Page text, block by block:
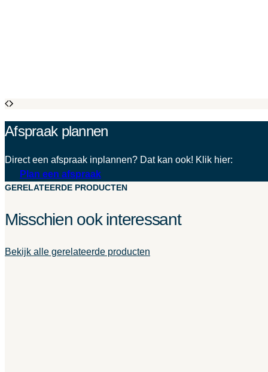
Afspraak plannen
Direct een afspraak inplannen? Dat kan ook! Klik hier:
Plan een afspraak
GERELATEERDE PRODUCTEN
Misschien ook interessant
Bekijk alle gerelateerde producten